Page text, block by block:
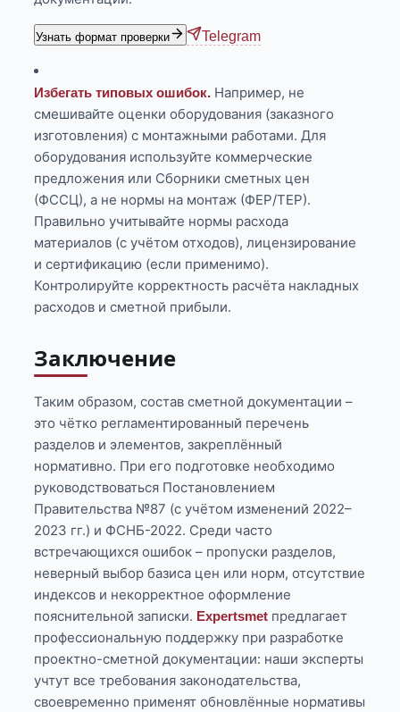
Узнать формат проверки Telegram
Избегать типовых ошибок. Например, не
смешивайте оценки оборудования (заказного
изготовления) с монтажными работами. Для
оборудования используйте коммерческие
предложения или Сборники сметных цен
(ФССЦ), а не нормы на монтаж (ФЕР/ТЕР).
Правильно учитывайте нормы расхода
материалов (с учётом отходов), лицензирование
и сертификацию (если применимо).
Контролируйте корректность расчёта накладных
расходов и сметной прибыли.
Заключение
Таким образом, состав сметной документации –
это чётко регламентированный перечень
разделов и элементов, закреплённый
нормативно. При его подготовке необходимо
руководствоваться Постановлением
Правительства №87 (с учётом изменений 2022–
2023 гг.) и ФСНБ-2022. Среди часто
встречающихся ошибок – пропуски разделов,
неверный выбор базиса цен или норм, отсутствие
индексов и некорректное оформление
пояснительной записки. Expertsmet предлагает
профессиональную поддержку при разработке
проектно-сметной документации: наши эксперты
учтут все требования законодательства,
своевременно применят обновлённые нормативы